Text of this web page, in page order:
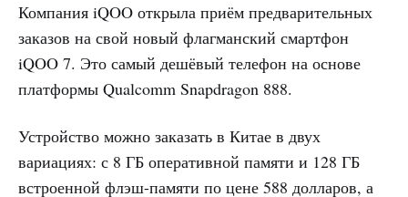
Компания iQOO открыла приём предварительных
заказов на свой новый флагманский смартфон
iQOO 7. Это самый дешёвый телефон на основе
платформы Qualcomm Snapdragon 888.
Устройство можно заказать в Китае в двух
вариациях: с 8 ГБ оперативной памяти и 128 ГБ
встроенной флэш-памяти по цене 588 долларов, а